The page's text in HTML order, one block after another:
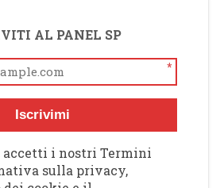
AL PANEL SP
*
Iscrivimi
i nostri Termini
sulla privacy,